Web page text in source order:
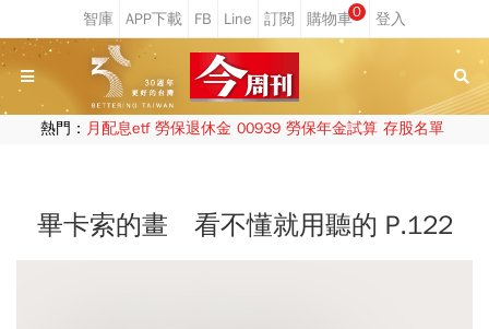
0
熱門： 月配息etf 勞保退休金 00939 勞保年金試算 存股名單
畢卡索的畫 看不懂就用聽的 P.122